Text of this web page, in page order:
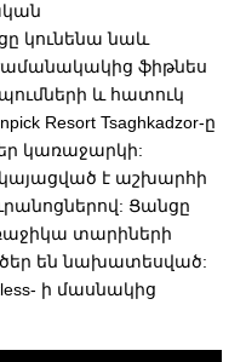
կունենա նաև
ֆիթնես
և հատուկ
Resort Tsaghkadzor-ը
կառաջարկի:
է աշխարհի
Ցանցը
տարիների
են նախատեսված:
ի մասնակից